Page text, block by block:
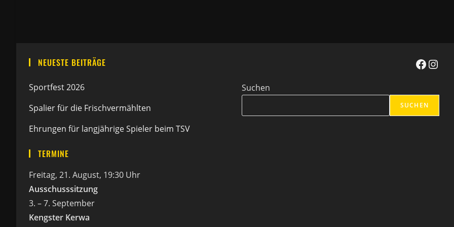
NEUESTE BEITRÄGE
Sportfest 2026
Spalier für die Frischvermählten
Ehrungen für langjährige Spieler beim TSV
TERMINE
Freitag, 21. August, 19:30 Uhr
Ausschusssitzung
3. – 7. September
Kengster Kerwa
Facebook
Suchen
SUCHEN